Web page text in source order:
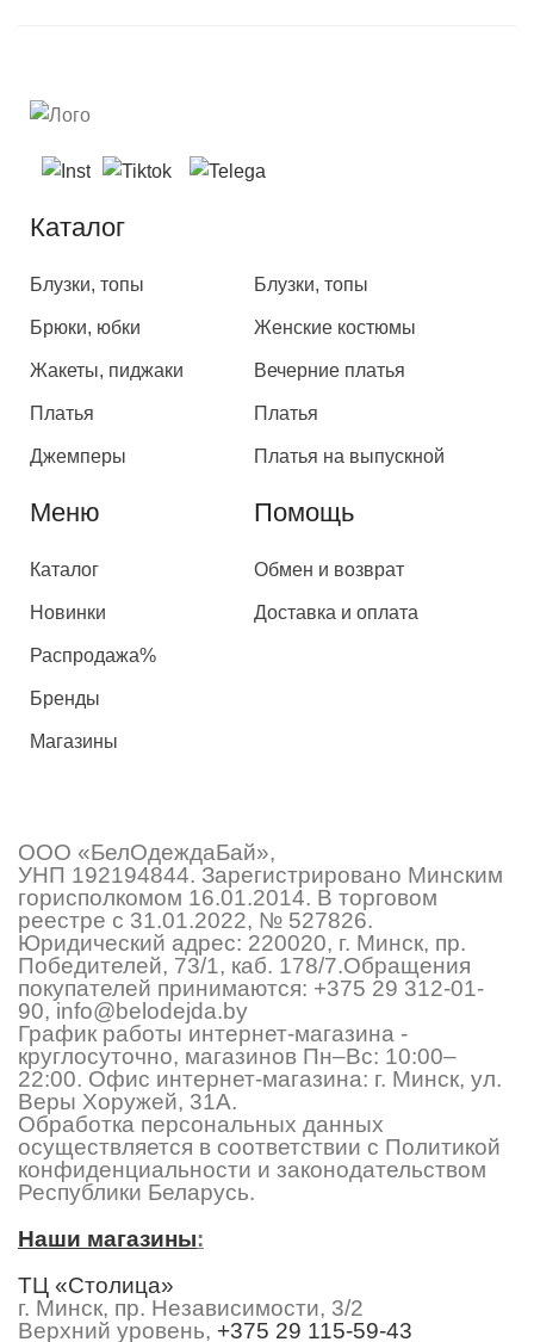
Каталог
Блузки, топы
Брюки, юбки
Жакеты, пиджаки
Платья
Джемперы
Блузки, топы
Женские костюмы
Вечерние платья
Платья
Платья на выпускной
Меню
Каталог
Новинки
Распродажа%
Бренды
Магазины
Помощь
Обмен и возврат
Доставка и оплата
ООО «БелОдеждаБай»,
УНП 192194844. Зарегистрировано Минским
горисполкомом 16.01.2014. В торговом
реестре с 31.01.2022, № 527826.
Юридический адрес: 220020, г. Минск, пр.
Победителей, 73/1, каб. 178/7.Обращения
покупателей принимаются: +375 29 312-01-
90, info@belodejda.by
График работы интернет-магазина -
круглосуточно, магазинов Пн–Вс: 10:00–
22:00. Офис интернет-магазина: г. Минск, ул.
Веры Хоружей, 31А.
Обработка персональных данных
осуществляется в соответствии с Политикой
конфиденциальности и законодательством
Республики Беларусь.
Наши магазины:
ТЦ «Столица»
г. Минск, пр. Независимости, 3/2
Верхний уровень, +375 29 115-59-43